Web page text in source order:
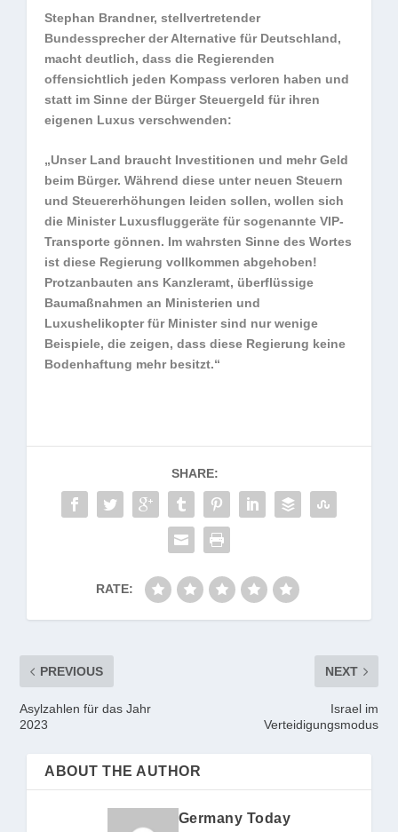
Stephan Brandner, stellvertretender
Bundessprecher der Alternative für Deutschland,
macht deutlich, dass die Regierenden
offensichtlich jeden Kompass verloren haben und
statt im Sinne der Bürger Steuergeld für ihren
eigenen Luxus verschwenden:
„Unser Land braucht Investitionen und mehr Geld
beim Bürger. Während diese unter neuen Steuern
und Steuererhöhungen leiden sollen, wollen sich
die Minister Luxusfluggeräte für sogenannte VIP-
Transporte gönnen. Im wahrsten Sinne des Wortes
ist diese Regierung vollkommen abgehoben!
Protzanbauten ans Kanzleramt, überflüssige
Baumaßnahmen an Ministerien und
Luxushelikopter für Minister sind nur wenige
Beispiele, die zeigen, dass diese Regierung keine
Bodenhaftung mehr besitzt.“
SHARE:
RATE:
PREVIOUS
Asylzahlen für das Jahr
2023
NEXT
Israel im
Verteidigungsmodus
ABOUT THE AUTHOR
Germany Today